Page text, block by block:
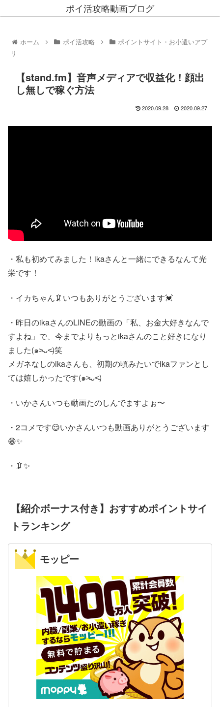
ポイ活攻略動画ブログ
ホーム ポイ活攻略
ポイントサイト・お小遣いアプ
リ
【stand.fm】音声メディアで収益化！顔出
し無しで稼ぐ方法
2020.09.28 2020.09.27
・私も初めてみました！ikaさんと一緒にできるなんて光
栄です！
・イカちゃん🦑いつもありがとうございます💓
・昨日のikaさんのLINEの動画の「私、お金大好きなんで
すよね」で、今までよりもっとikaさんのこと好きになり
ました(๑˃̵ᴗ˂̵)笑
メガネなしのikaさんも、初期の頃みたいでikaファンとし
ては嬉しかったです(๑˃̵ᴗ˂̵)
・いかさんいつも動画たのしんでますよぉ〜
・2コメです😌いかさんいつも動画ありがとうございます
😁✨
・🦑✨
【紹介ボーナス付き】おすすめポイントサイ
トランキング
モッピー